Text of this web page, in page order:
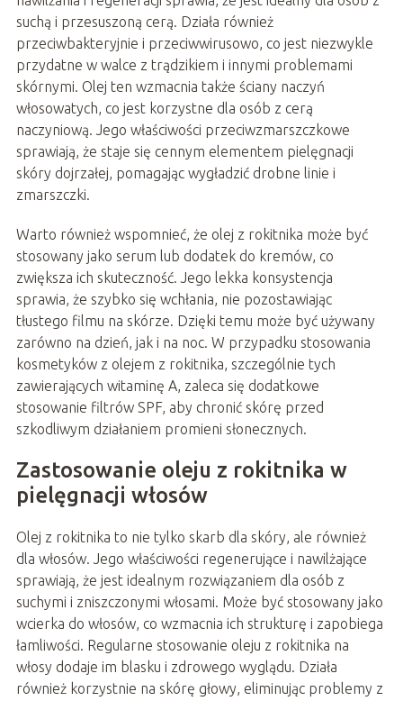
suchą i przesuszoną cerą. Działa również
przeciwbakteryjnie i przeciwwirusowo, co jest niezwykle
przydatne w walce z trądzikiem i innymi problemami
skórnymi. Olej ten wzmacnia także ściany naczyń
włosowatych, co jest korzystne dla osób z cerą
naczyniową. Jego właściwości przeciwzmarszczkowe
sprawiają, że staje się cennym elementem pielęgnacji
skóry dojrzałej, pomagając wygładzić drobne linie i
zmarszczki.
Warto również wspomnieć, że olej z rokitnika może być
stosowany jako serum lub dodatek do kremów, co
zwiększa ich skuteczność. Jego lekka konsystencja
sprawia, że szybko się wchłania, nie pozostawiając
tłustego filmu na skórze. Dzięki temu może być używany
zarówno na dzień, jak i na noc. W przypadku stosowania
kosmetyków z olejem z rokitnika, szczególnie tych
zawierających witaminę A, zaleca się dodatkowe
stosowanie filtrów SPF, aby chronić skórę przed
szkodliwym działaniem promieni słonecznych.
Zastosowanie oleju z rokitnika w
pielęgnacji włosów
Olej z rokitnika to nie tylko skarb dla skóry, ale również
dla włosów. Jego właściwości regenerujące i nawilżające
sprawiają, że jest idealnym rozwiązaniem dla osób z
suchymi i zniszczonymi włosami. Może być stosowany jako
wcierka do włosów, co wzmacnia ich strukturę i zapobiega
łamliwości. Regularne stosowanie oleju z rokitnika na
włosy dodaje im blasku i zdrowego wyglądu. Działa
również korzystnie na skórę głowy, eliminując problemy z